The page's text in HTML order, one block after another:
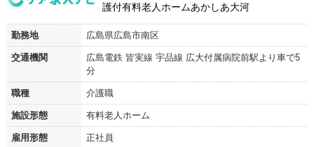
護付有料老人ホームあかしあ大河
勤務地 広島県広島市南区
交通機関
広島電鉄 皆実線 宇品線 広大付属病院前駅より車で5
分
職種 介護職
施設形態 有料老人ホーム
雇用形態 正社員